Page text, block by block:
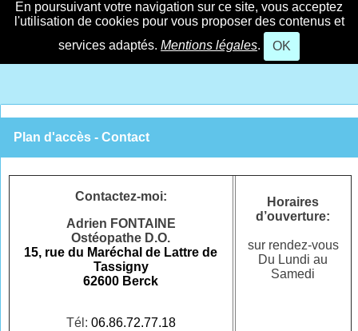
En poursuivant votre navigation sur ce site, vous acceptez
l'utilisation de cookies pour vous proposer des contenus et
services adaptés. Mentions légales. OK
Plan d'accès - Contact
Contactez-moi:
Adrien FONTAINE
Ostéopathe D.O.
15, rue du Maréchal de Lattre de
Tassigny
62600 Berck
Tél: 06.86.72.77.18
Horaires
d’ouverture:
sur rendez-vous
Du Lundi au
Samedi